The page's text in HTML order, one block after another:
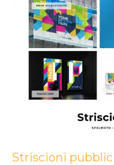
Striscioni
Striscioni
pubblicitari:
materiali,
tempi